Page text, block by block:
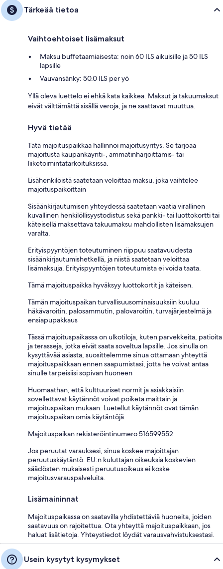
Tärkeää tietoa
Vaihtoehtoiset lisämaksut
Maksu buffetaamiaisesta: noin 60 ILS aikuisille ja 50 ILS
lapsille
Vauvansänky: 50.0 ILS per yö
Yllä oleva luettelo ei ehkä kata kaikkea. Maksut ja takuumaksut
eivät välttämättä sisällä veroja, ja ne saattavat muuttua.
Hyvä tietää
Tätä majoituspaikkaa hallinnoi majoitusyritys. Se tarjoaa
majoitusta kaupankäynti-, ammatinharjoittamis- tai
liiketoimintatarkoituksissa.
Lisähenkilöistä saatetaan veloittaa maksu, joka vaihtelee
majoituspaikoittain
Sisäänkirjautumisen yhteydessä saatetaan vaatia virallinen
kuvallinen henkilöllisyystodistus sekä pankki- tai luottokortti tai
käteisellä maksettava takuumaksu mahdollisten lisämaksujen
varalta.
Erityispyyntöjen toteutuminen riippuu saatavuudesta
sisäänkirjautumishetkellä, ja niistä saatetaan veloittaa
lisämaksuja. Erityispyyntöjen toteutumista ei voida taata.
Tämä majoituspaikka hyväksyy luottokortit ja käteisen.
Tämän majoituspaikan turvallisuusominaisuuksiin kuuluu
häkävaroitin, palosammutin, palovaroitin, turvajärjestelmä ja
ensiapupakkaus
Tässä majoituspaikassa on ulkotiloja, kuten parvekkeita, patioita
ja terasseja, jotka eivät saata soveltua lapsille. Jos sinulla on
kysyttävää asiasta, suosittelemme sinua ottamaan yhteyttä
majoituspaikkaan ennen saapumistasi, jotta he voivat antaa
sinulle tarpeisiisi sopivan huoneen
Huomaathan, että kulttuuriset normit ja asiakkaisiin
sovellettavat käytännöt voivat poiketa maittain ja
majoituspaikan mukaan. Luetellut käytännöt ovat tämän
majoituspaikan omia käytäntöjä.
Majoituspaikan rekisteröintinumero 516599552
Jos peruutat varauksesi, sinua koskee majoittajan
peruutuskäytäntö. EU:n kuluttajan oikeuksia koskevien
säädösten mukaisesti peruutusoikeus ei koske
majoitusvarauspalveluita.
Lisämaininnat
Majoituspaikassa on saatavilla yhdistettäviä huoneita, joiden
saatavuus on rajoitettua. Ota yhteyttä majoituspaikkaan, jos
haluat lisätietoja. Yhteystiedot löydät varausvahvistuksestasi.
Usein kysytyt kysymykset